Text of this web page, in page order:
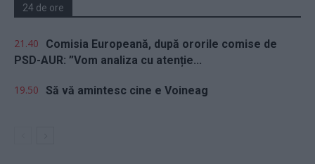
24 de ore
21.40
Comisia Europeană, după ororile comise de
PSD-AUR: ”Vom analiza cu atenție...
19.50 Să vă amintesc cine e Voineag